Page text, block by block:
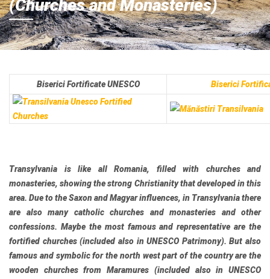
(Churches and Monasteries)
Biserici Fortificate UNESCO Biserici
Transylvania is like all Romania, filled with churches and
monasteries, showing the strong Christianity that developed in this
area. Due to the Saxon and Magyar influences, in Transylvaniathere
are also many catholic churches and monasteries and other
confessions. Maybe the most famous and representative are the
fortified churches (included also inUNESCO Patrimony). But also
famous and symbolic for the north west part of the country are the
wooden churches from Maramures (included also in UNESCO